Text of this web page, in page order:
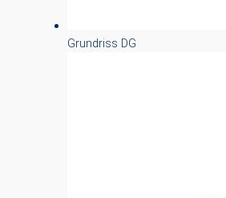
Grundriss DG